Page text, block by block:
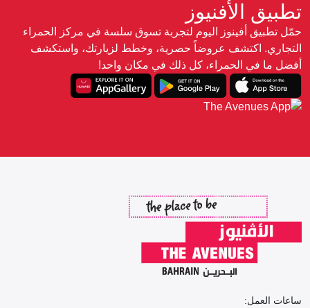
تطبيق الأفنيوز
حمّل تطبيق أفينوز اليوم لتجربة تسوق سلسة في مركز الحمراء
التجاري. اكتشف عروضاً حصرية، وخطط لزيارتك، واستكشف
أفضل ما في الحمراء، كل ذلك في مكان واحد!
ساعات العمل: